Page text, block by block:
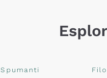
Spumanti